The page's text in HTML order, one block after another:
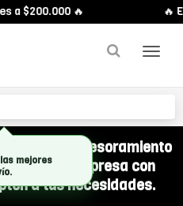
a $200.000 🔥 🔥
y recibí asesoramiento
a tu empresa con
a tus necesidades.
mejores